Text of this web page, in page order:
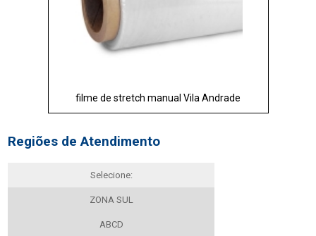
filme de stretch manual Vila Andrade
Regiões de Atendimento
Selecione:
ZONA SUL
ABCD